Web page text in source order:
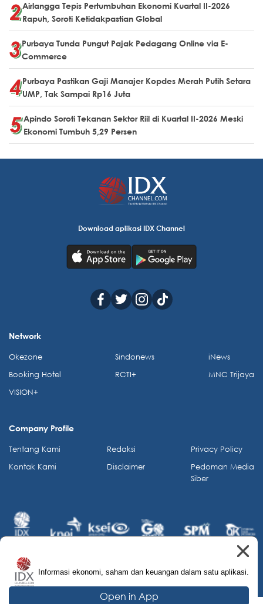
Airlangga Tepis Pertumbuhan Ekonomi Kuartal II-2026
Rapuh, Soroti Ketidakpastian Global
Purbaya Tunda Pungut Pajak Pedagang Online via E-
Commerce
Purbaya Pastikan Gaji Manajer Kopdes Merah Putih Setara
UMP, Tak Sampai Rp16 Juta
Apindo Soroti Tekanan Sektor Riil di Kuartal II-2026 Meski
Ekonomi Tumbuh 5,29 Persen
Informasi ekonomi, saham dan keuangan dalam satu aplikasi.
Open in App
Download aplikasi IDX Channel
Network
Okezone
Booking Hotel
VISION+
Sindonews
RCTI+
iNews
MNC Trijaya
Company Profile
Tentang Kami
Kontak Kami
Redaksi
Disclaimer
Privacy Policy
Pedoman Media
Siber
© 2026 IDX Channel. All Rights Reserved.